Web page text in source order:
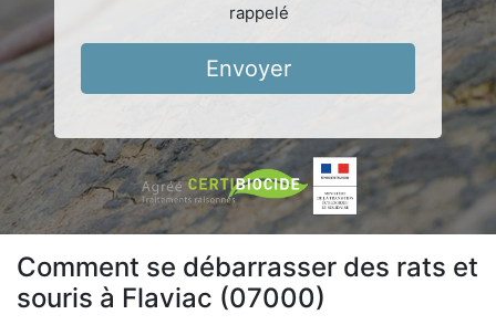
rappelé
Envoyer
Comment se débarrasser des rats et
souris à Flaviac (07000)